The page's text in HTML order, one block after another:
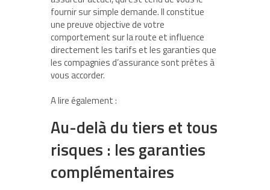
fournir sur simple demande. Il constitue
une preuve objective de votre
comportement sur la route et influence
directement les tarifs et les garanties que
les compagnies d’assurance sont prêtes à
vous accorder.
A lire également :
Au-delà du tiers et tous
risques : les garanties
complémentaires